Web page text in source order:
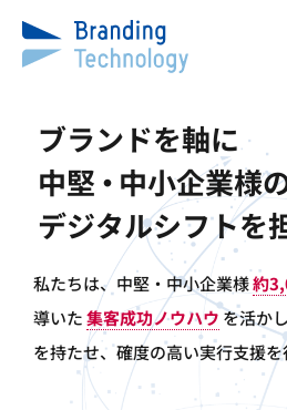
ブランドを軸に
中堅・ 中小企業様
デジタルシフトを
私たちは、中堅・中小企業様約
導いた集客成功ノウハウ を活か
を持たせ、確度の高い実行支援を